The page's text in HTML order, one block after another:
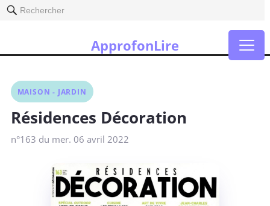
Rechercher
ApprofonLire
MAISON - JARDIN
Résidences Décoration
n°163 du mer. 06 avril 2022